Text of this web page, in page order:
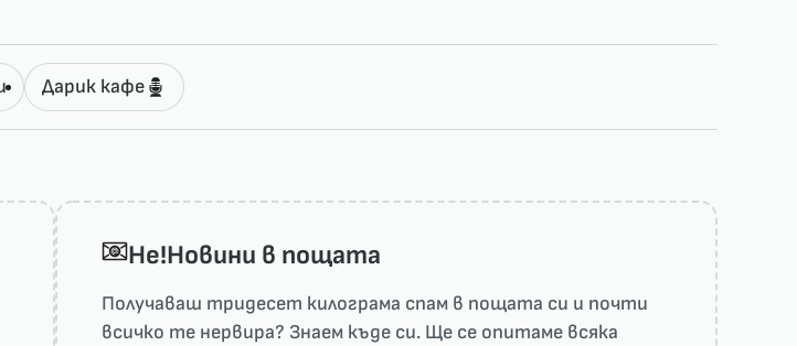
Дарик кафе
He!Новини в пощата
Получаваш тридесет килограма спам в пощата си и почти
всичко те нервира? Знаем къде си. Ще се опитаме всяка